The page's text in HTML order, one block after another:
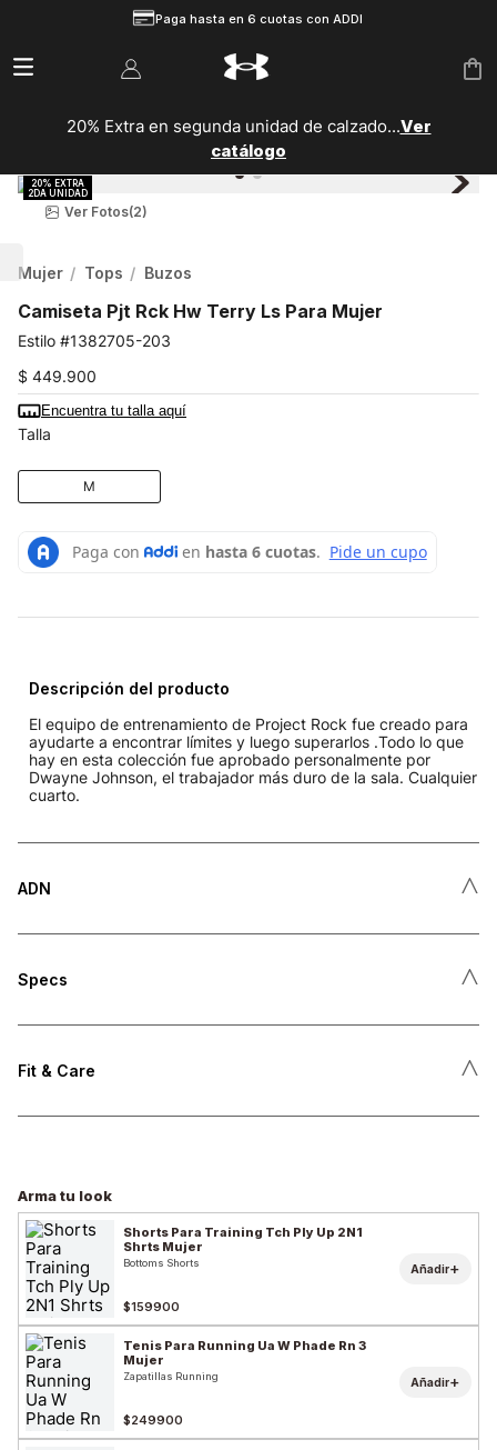
Paga hasta en 6 cuotas con ADDI
20% Extra en segunda unidad de calzado...Ver
catálogo
Ver Fotos(2)
Mujer Tops Buzos
Camiseta Pjt Rck Hw Terry Ls Para Mujer
1382705-203
$ 449.900
Encuentra tu talla aquí
Talla
M
Descripción del producto
El equipo de entrenamiento de Project Rock fue creado para
ayudarte a encontrar límites y luego superarlos .Todo lo que
hay en esta colección fue aprobado personalmente por
Dwayne Johnson, el trabajador más duro de la sala. Cualquier
cuarto.
ADN ˄
Specs ˄
Fit & Care ˄
Arma tu look
Shorts Para Training Tch Ply Up 2N1
Shrts Mujer
Bottoms Shorts
$159900
Añadir+
Tenis Para Running Ua W Phade Rn 3
Mujer
Zapatillas Running
$249900
Añadir+